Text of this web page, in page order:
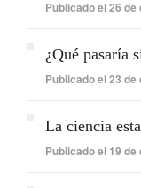
Publicado el 26
¿Qué pasaría
Publicado el 23
La ciencia
Publicado el 19